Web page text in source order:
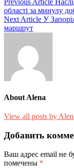
Навигация
по
записям
області за минулу
Next Article У
маршрут
About Alena
View all posts by
Добавить
Ваш адрес email не
помечены *